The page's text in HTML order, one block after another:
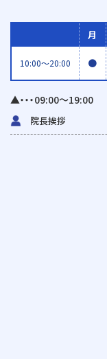
月
10:00〜20:00 ●
▲・・・09:00〜19:00
院長挨拶